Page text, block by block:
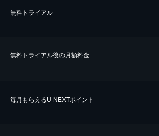
無料トライアル
無料トライアル後の⽉額料金
毎⽉もらえるU-NEXTポイント